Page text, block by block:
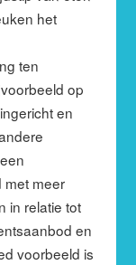
het
ten
op
en
met meer
in relatie tot
en
voorbeeld is